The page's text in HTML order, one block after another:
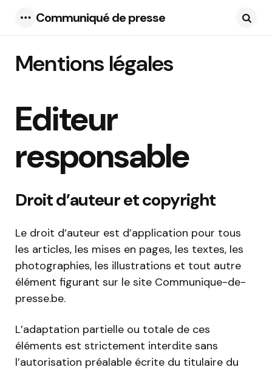
Communiqué de presse
Mentions légales
Editeur
responsable
Droit d’auteur et copyright
Le droit d’auteur est d’application pour tous
les articles, les mises en pages, les textes, les
photographies, les illustrations et tout autre
élément figurant sur le site Communique-de-
presse.be.
L’adaptation partielle ou totale de ces
éléments est strictement interdite sans
l’autorisation préalable écrite du titulaire du